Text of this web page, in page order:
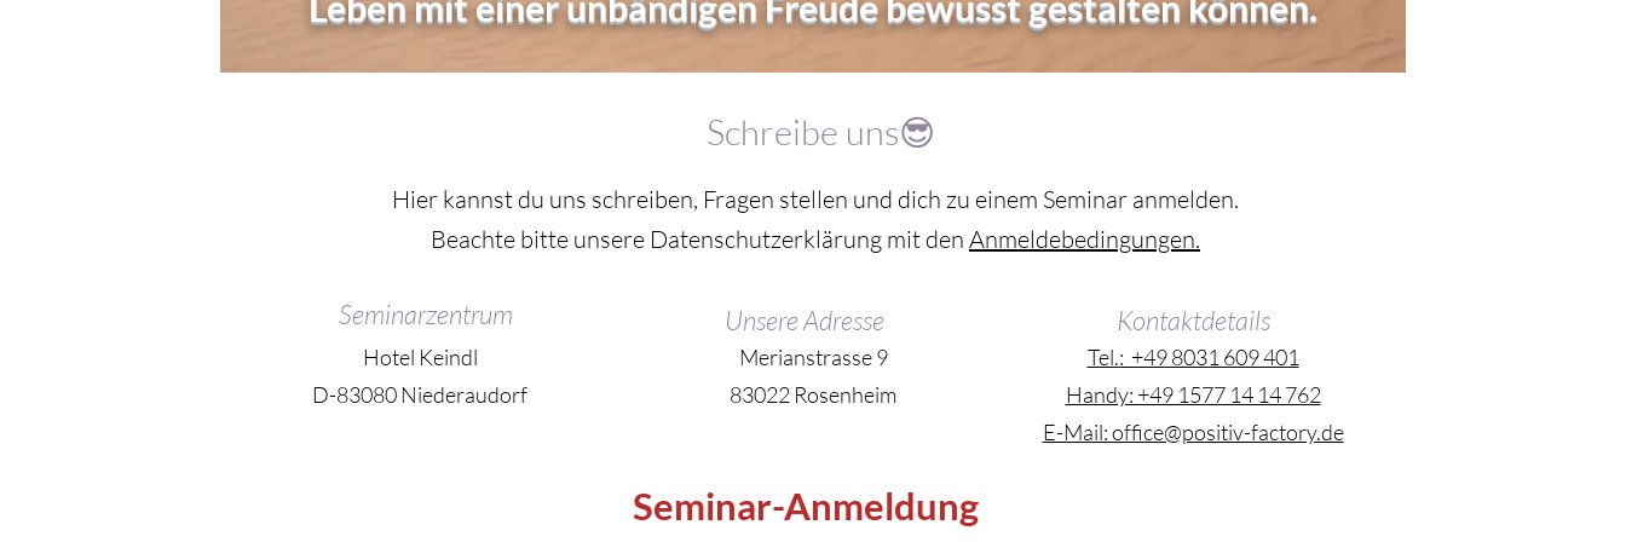
Schreibe uns😎
Hier kannst du uns schreiben, Fragen stellen und dich zu einem Seminar anmelden.
Beachte bitte unsere Datenschutzerklärung mit den Anmeldebedingungen.
Seminarzentrum
Hotel Keindl
D-83080 Niederaudorf
Unsere Adresse
Merianstrasse 9
83022 Rosenheim
Kontaktdetails
Tel.: +49 8031 609 401
Handy: +49 1577 14 14 762
E-Mail: office@positiv-factory.de
Seminar-Anmeldung